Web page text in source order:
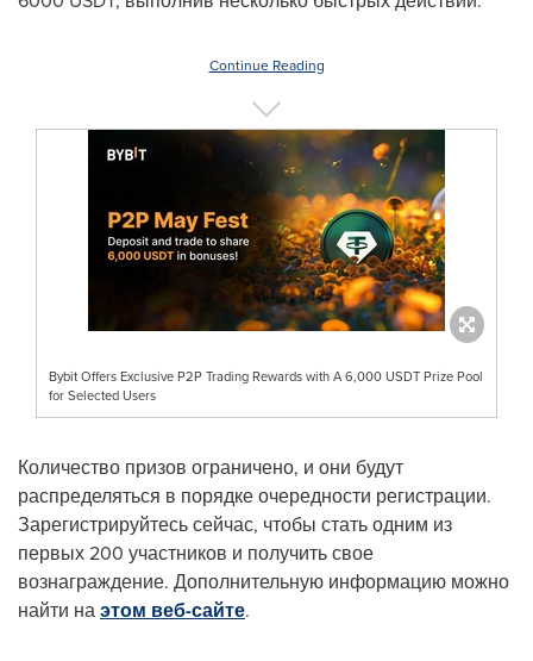
Continue Reading
Bybit Offers Exclusive P2P Trading Rewards with A 6,000 USDT Prize Pool
for Selected Users
Количество призов ограничено, и они будут
распределяться в порядке очередности регистрации.
Зарегистрируйтесь сейчас, чтобы стать одним из
первых 200 участников и получить свое
вознаграждение. Дополнительную информацию можно
найти наэтом веб-сайте.